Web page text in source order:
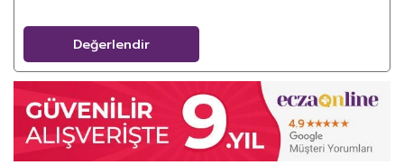
Değerlendir